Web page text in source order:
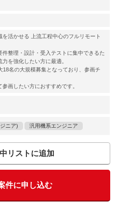
を活かせる 上流工程中心のフルリモート
件整理・設計・受入テストに集中できるた
を強化したい方に最適。
18名の大規模募集となっており、参画チ
画したい方におすすめです。
ニア) 汎用機系エンジニア
リストに追加
件に申し込む